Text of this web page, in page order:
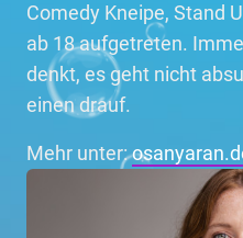
Comedy Kneipe, Stand
ab 18 aufgetreten.
denkt, es geht nicht
einen drauf.
Mehr unter: